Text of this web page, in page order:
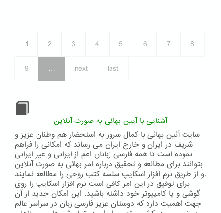
راه
نجات
1 2 3 4 5 6 7 8
9 … next last
آشنایی با آیین بهائی به صورت آنلاین
سایت آئین بهائی با کمال سرور به استحضار هم وطنان عزیز و
شریف در ایران و خارج ایران می رساند که امکانی را فراهم
نموده است تا همه فارسی زبانان اعم از ایرانی و غیر ایرانی
بتوانند برای مطالعه و تحقیق درباره امر بهائی به صورت آنلاین
و از طریق نرم افزار اسکایپ سلسه کتب روحی را مطالعه نمایند.
برای توفیق در این امر کافی است نرم افزار اسکایپ را روی
گوشی و یا کامپیوتر خود داشته باشید. این امکان جدید از آن
جهت اهمیت دارد که دوستان عزیز فارسی زبان در سراسر عالم